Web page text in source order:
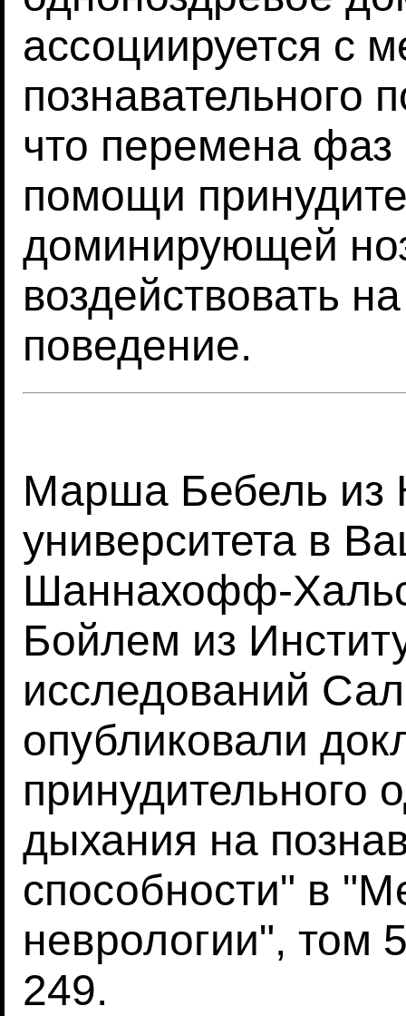
ассоциируется с
познавательного
что перемена фаз
помощи
доминирующей
воздействовать
поведение.
Марша Бебель из
университета в
Шаннахофф-
Бойлем из
исследований
опубликовали
принудительного
дыхания на
способности" в
неврологии", том
249.